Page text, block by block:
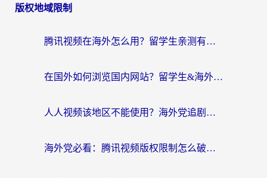
版权地域限制
腾讯视频在海外怎么用？留学生亲测有效的回国加速器攻略
在国外如何浏览国内网站？留学生&海外华人的无缝访问指南
人人视频该地区不能使用？海外党追剧看片的终极解决方案来了
海外党必看：腾讯视频版权限制怎么破？3步让你轻松追剧